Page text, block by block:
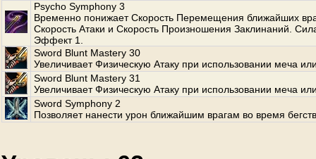
Psycho Symphony 3
Временно понижает Скорость Перемещения ближайших
Скорость Атаки и Скорость Произношения Заклинаний.
Эффект 1.
Sword Blunt Mastery 30
Увеличивает Физическую Атаку при использовании меча
Sword Blunt Mastery 31
Увеличивает Физическую Атаку при использовании меча
Sword Symphony 2
Позволяет нанести урон ближайшим врагам во время